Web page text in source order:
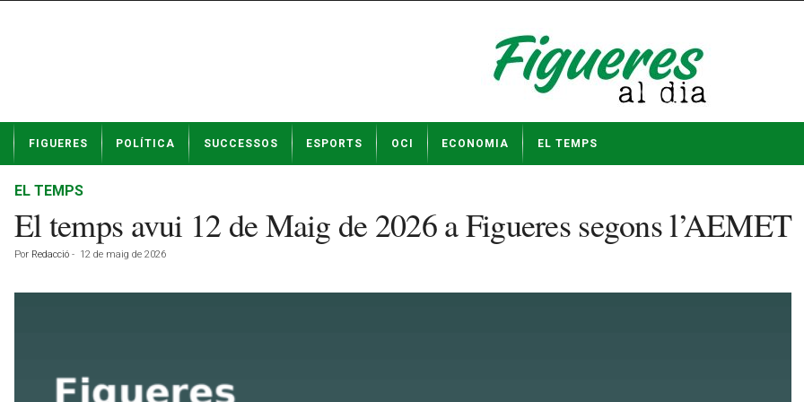
t
FIGUERES POLÍTICA SUCCESSOS ESPORTS OCI ECONOMIA EL TEMPS
EL TEMPS
El temps avui 12 de Maig de 2026 a Figueres segons l’AEMET
Por Redacció - 12 de maig de 2026